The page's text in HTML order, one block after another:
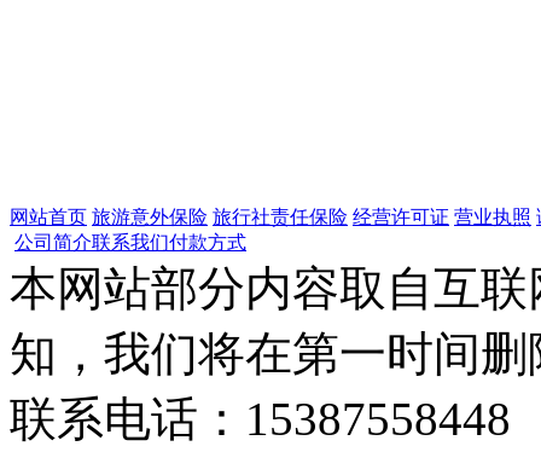
网站首页 旅游意外保险 旅行社责任保险 经营许可证 营业执照
公司简介联系我们付款方式
本网站部分内容取自互
知，我们将在第一时间
联系电话：15387558448